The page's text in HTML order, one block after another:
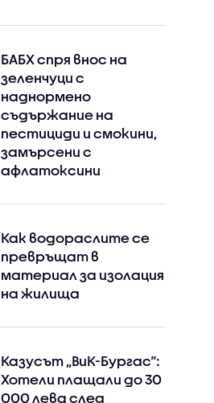
БАБХ спря внос на
зеленчуци с
наднормено
съдържание на
пестициди и смокини,
замърсени с
афлатоксини
Как водораслите се
превръщат в
материал за изолация
на жилища
Казусът „ВиК-Бургас“:
Хотели плащали до 30
000 лева след